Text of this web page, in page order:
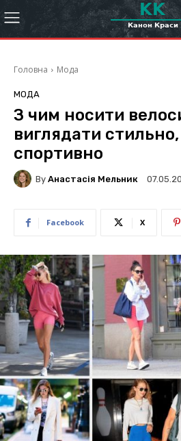
Головна Мода
МОДА
З чим носити
виглядати
спортивно
By Анастасія Мельник
Facebook X